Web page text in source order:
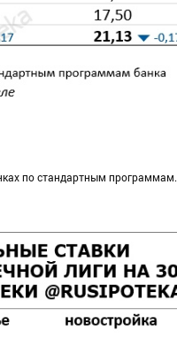
по стандартным программам.